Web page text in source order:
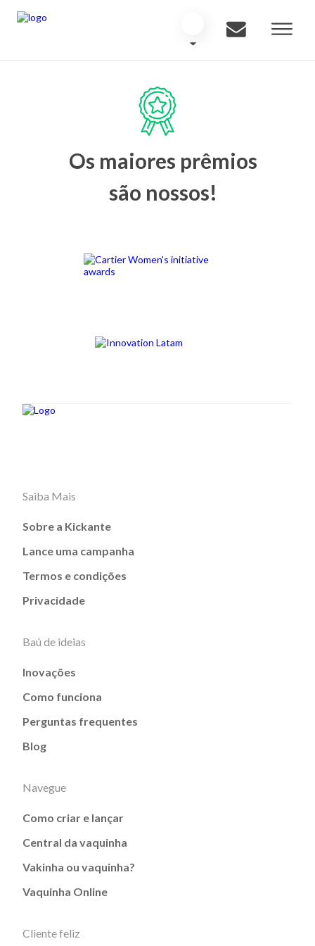
Os maiores prêmios
são nossos!
Saiba Mais
Sobre a Kickante
Lance uma campanha
Termos e condições
Privacidade
Baú de ideias
Inovações
Como funciona
Perguntas frequentes
Blog
Navegue
Como criar e lançar
Central da vaquinha
Vakinha ou vaquinha?
Vaquinha Online
Cliente feliz